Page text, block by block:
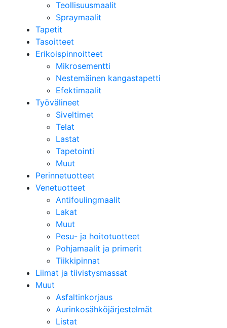
Teollisuusmaalit
Spraymaalit
Tapetit
Tasoitteet
Erikoispinnoitteet
Mikrosementti
Nestemäinen kangastapetti
Efektimaalit
Työvälineet
Siveltimet
Telat
Lastat
Tapetointi
Muut
Perinnetuotteet
Venetuotteet
Antifoulingmaalit
Lakat
Muut
Pesu- ja hoitotuotteet
Pohjamaalit ja primerit
Tiikkipinnat
Liimat ja tiivistysmassat
Muut
Asfaltinkorjaus
Aurinkosähköjärjestelmät
Listat